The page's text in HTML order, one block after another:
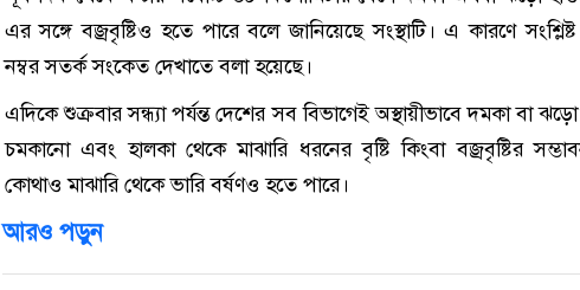
এর সঙ্গে বজ্রবৃষ্টিও হতে পারে বলে জানিয়েছে সংস্থাটি। এ কারণে
নম্বর সতর্ক সংকেত দেখাতে বলা হয়েছে।
এদিকে শুক্রবার সন্ধ্যা পর্যন্ত দেশের সব বিভাগেই অস্থায়ীভাবে দমকা বা
চমকানো এবং হালকা থেকে মাঝারি ধরনের বৃষ্টি কিংবা বজ্রবৃষ্টির
কোথাও মাঝারি থেকে ভারি বর্ষণও হতে পারে।
আরও পড়ুন